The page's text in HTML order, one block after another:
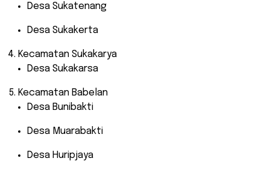
Desa Sukatenang
Desa Sukakerta
Kecamatan Sukakarya
Desa Sukakarsa
Kecamatan Babelan
Desa Bunibakti
Desa Muarabakti
Desa Huripjaya